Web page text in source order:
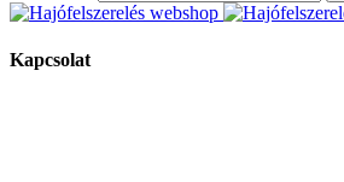
Kapcsolat